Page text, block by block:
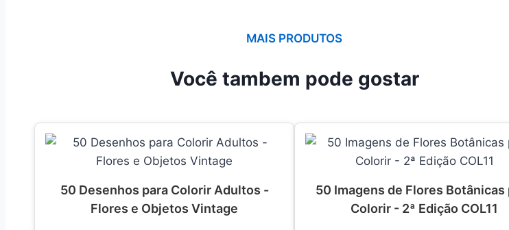
MAIS PRODUTOS
Você tambem pode gostar
50 Desenhos para Colorir Adultos -
Flores e Objetos Vintage
50 Imagens de Flores Botânicas
Colorir - 2ª Edição COL11